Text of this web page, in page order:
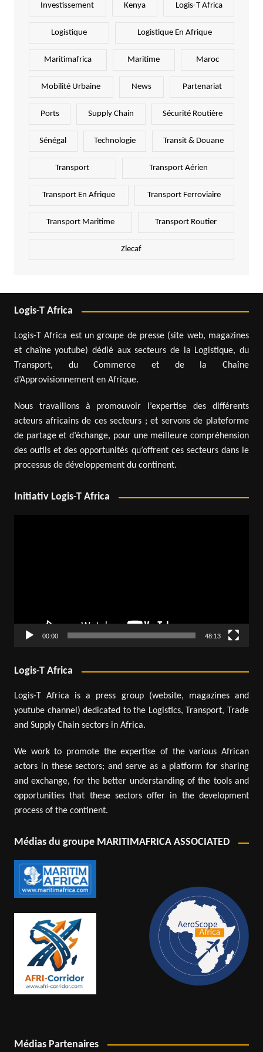
Investissement Kenya Logis-T Africa
Logistique Logistique En Afrique
Maritimafrica Maritime Maroc
Mobilité Urbaine News Partenariat
Ports Supply Chain Sécurité Routière
Sénégal Technologie Transit & Douane
Transport Transport Aérien
Transport En Afrique Transport Ferroviaire
Transport Maritime Transport Routier
Zlecaf
Logis-T Africa
Logis-T Africa est un groupe de presse (site web, magazines
et chaîne youtube) dédié aux secteurs de la Logistique, du
Transport, du Commerce et de la Chaîne
d’Approvisionnement en Afrique.
Nous travaillons à promouvoir l’expertise des différents
acteurs africains de ces secteurs ; et servons de plateforme
de partage et d’échange, pour une meilleure compréhension
des outils et des opportunités qu’offrent ces secteurs dans le
processus de développement du continent.
Initiativ Logis-T Africa
00:00 48:13
Logis-T Africa
Logis-T Africa is a press group (website, magazines and
youtube channel) dedicated to the Logistics, Transport, Trade
and Supply Chain sectors in Africa.
We work to promote the expertise of the various African
actors in these sectors; and serve as a platform for sharing
and exchange, for the better understanding of the tools and
opportunities that these sectors offer in the development
process of the continent.
Médias du groupe MARITIMAFRICA ASSOCIATED
Médias Partenaires